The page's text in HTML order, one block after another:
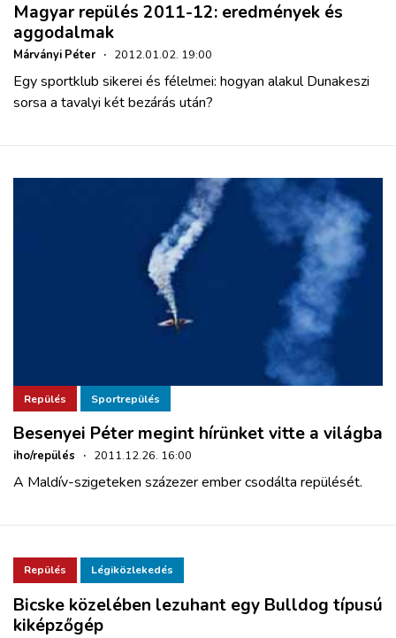
Magyar repülés 2011-12: eredmények és
aggodalmak
Márványi Péter · 2012.01.02. 19:00
Egy sportklub sikerei és félelmei: hogyan alakul Dunakeszi
sorsa a tavalyi két bezárás után?
Repülés Sportrepülés
Besenyei Péter megint hírünket vitte a világba
iho/repülés · 2011.12.26. 16:00
A Maldív-szigeteken százezer ember csodálta repülését.
Repülés Légiközlekedés
Bicske közelében lezuhant egy Bulldog típusú
kiképzőgép